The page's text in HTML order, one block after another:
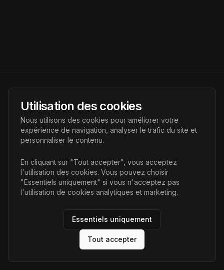
AI Futur
Portail de l'avenir de l'intelligence artificielle, vous aidant à
découvrir les dernières technologies IA.
Liens
Accueil
Articles
AI Futur. Tous droits réservés.
Utilisation des cookies
Nous utilisons des cookies pour améliorer votre
expérience de navigation, analyser le trafic du site et
personnaliser le contenu.
En cliquant sur "Tout accepter", vous acceptez
l'utilisation des cookies. Vous pouvez choisir
"Essentiels uniquement" si vous n'acceptez pas
l'utilisation de cookies analytiques et marketing.
Essentiels uniquement
Tout accepter